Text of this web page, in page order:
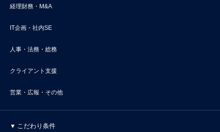
経理財務・M&A
IT企画・社内SE
人事・法務・総務
クライアント支援
営業・広報・その他
こだわり条件